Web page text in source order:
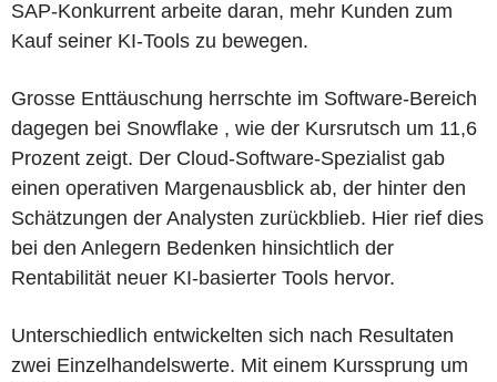
SAP-Konkurrent arbeite daran, mehr Kunden zum
Kauf seiner KI-Tools zu bewegen.
Grosse Enttäuschung herrschte im Software-Bereich
dagegen bei Snowflake , wie der Kursrutsch um 11,6
Prozent zeigt. Der Cloud-Software-Spezialist gab
einen operativen Margenausblick ab, der hinter den
Schätzungen der Analysten zurückblieb. Hier rief dies
bei den Anlegern Bedenken hinsichtlich der
Rentabilität neuer KI-basierter Tools hervor.
Unterschiedlich entwickelten sich nach Resultaten
zwei Einzelhandelswerte. Mit einem Kurssprung um